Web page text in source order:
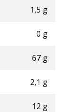
1,5 g
0 g
67 g
2,1 g
12 g